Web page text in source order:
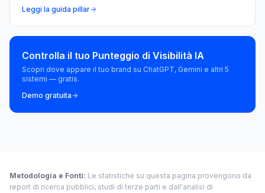
Leggi la guida pillar
Controlla il tuo Punteggio di Visibilità IA
Scopri dove appare il tuo brand su ChatGPT, Gemini e altri 5
sistemi — gratis.
Demo gratuita
Metodologia e Fonti: Le statistiche su questa pagina provengono da
report di ricerca pubblici, studi di terze parti e dall'analisi di